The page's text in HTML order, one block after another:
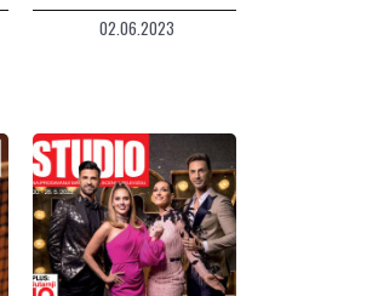
02.06.2023